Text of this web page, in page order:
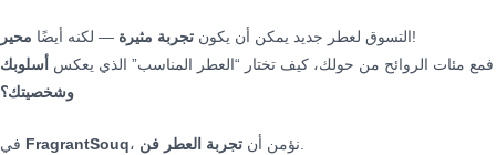
التسوق لعطر جديد يمكن أن يكون تجربة مثيرة — لكنه أيضًا محير
!
فمع مئات الروائح من حولك، كيف تختار “العطر المناسب” الذي يعكس أسلوبك
وشخصيتك؟
FragrantSouq ، نؤمن أن تجربة العطر فن